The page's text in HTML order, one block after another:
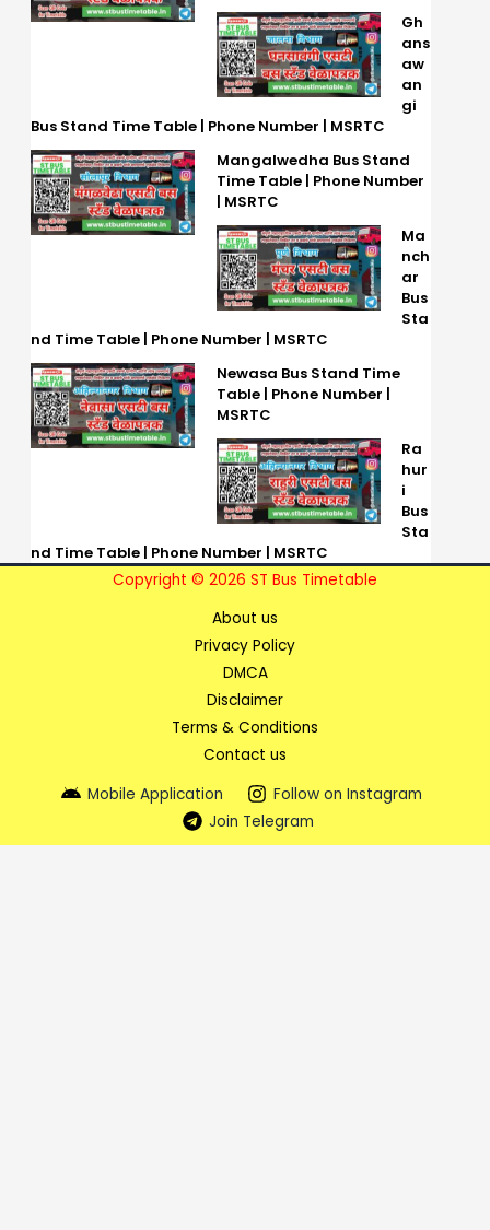
Gh
ans
aw
an
gi
Bus Stand Time Table | Phone Number | MSRTC
Mangalwedha Bus Stand
Time Table | Phone Number
| MSRTC
Ma
nch
ar
Bus
Sta
nd Time Table | Phone Number | MSRTC
Newasa Bus Stand Time
Table | Phone Number |
MSRTC
Ra
hur
i
Bus
Sta
nd Time Table | Phone Number | MSRTC
Copyright © 2026 ST Bus Timetable
About us
Privacy Policy
DMCA
Disclaimer
Terms & Conditions
Contact us
Mobile Application
Follow on Instagram
Join Telegram